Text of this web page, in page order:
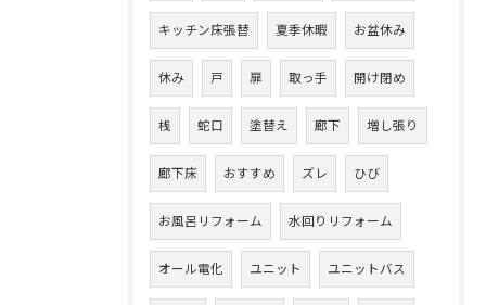
キッチン床張替 夏季休暇 お盆休み
休み 戸 扉 取っ手 開け閉め
桟 蛇口 塗替え 廊下 増し張り
廊下床 おすすめ ズレ ひび
お風呂リフォーム 水回りリフォーム
オール電化 ユニット ユニットバス